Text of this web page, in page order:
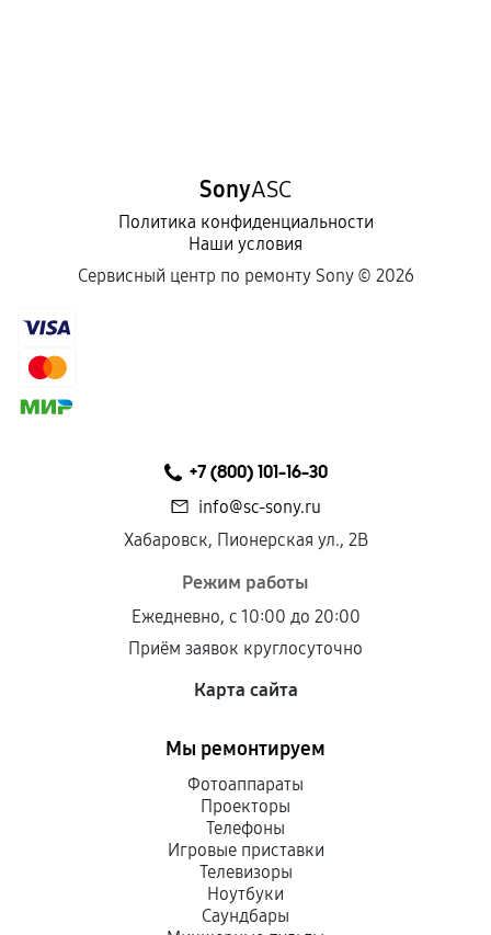
SonyASC
Политика конфиденциальности
Наши условия
Сервисный центр по ремонту Sony © 2026
+7 (800) 101-16-30
info@sc-sony.ru
Хабаровск, Пионерская ул., 2В
Режим работы
Ежедневно, с 10:00 до 20:00
Приём заявок круглосуточно
Карта сайта
Мы ремонтируем
Фотоаппараты
Проекторы
Телефоны
Игровые приставки
Телевизоры
Ноутбуки
Саундбары